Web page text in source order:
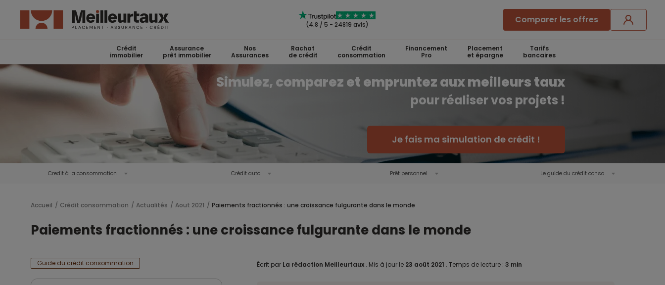
(4.8 / 5 - 24819 avis) Comparer les offres
Crédit
immobilier
Assurance
prêt immobilier
Nos
Assurances
Rachat
de crédit
Crédit
consommation
Financement
Pro
Placement
et épargne
Tarifs
bancaires
Simulez, comparez et empruntez aux meilleurs taux
pour réaliser vos projets !
Je fais ma simulation de crédit !
Credit à la consommation Crédit auto Prêt personnel Le guide du crédit conso
Accueil Crédit consommation Actualités Aout 2021 Paiements fractionnés : une croissance fulgurante dans le monde
Paiements fractionnés : une croissance fulgurante dans le monde
Guide du crédit consommation Écrit par La rédaction Meilleurtaux . Mis à jour le 23 août 2021 . Temps de lecture : 3 min